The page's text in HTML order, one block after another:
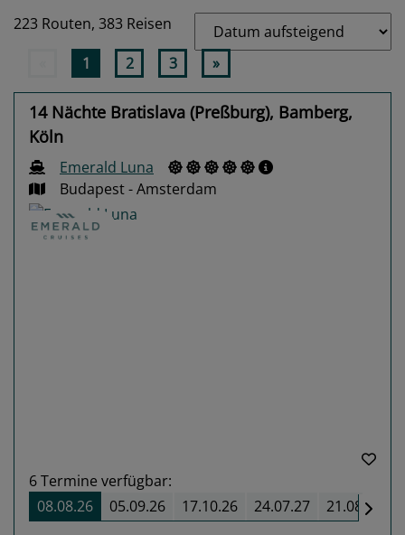
223 Routen, 383 Reisen
1 2 3 »
14 Nächte Bratislava (Preßburg), Bamberg,
Köln
Emerald Luna
Budapest - Amsterdam
6Termine verfügbar:
08.08.26
05.09.26 17.10.26 24.07.27 21.08.27